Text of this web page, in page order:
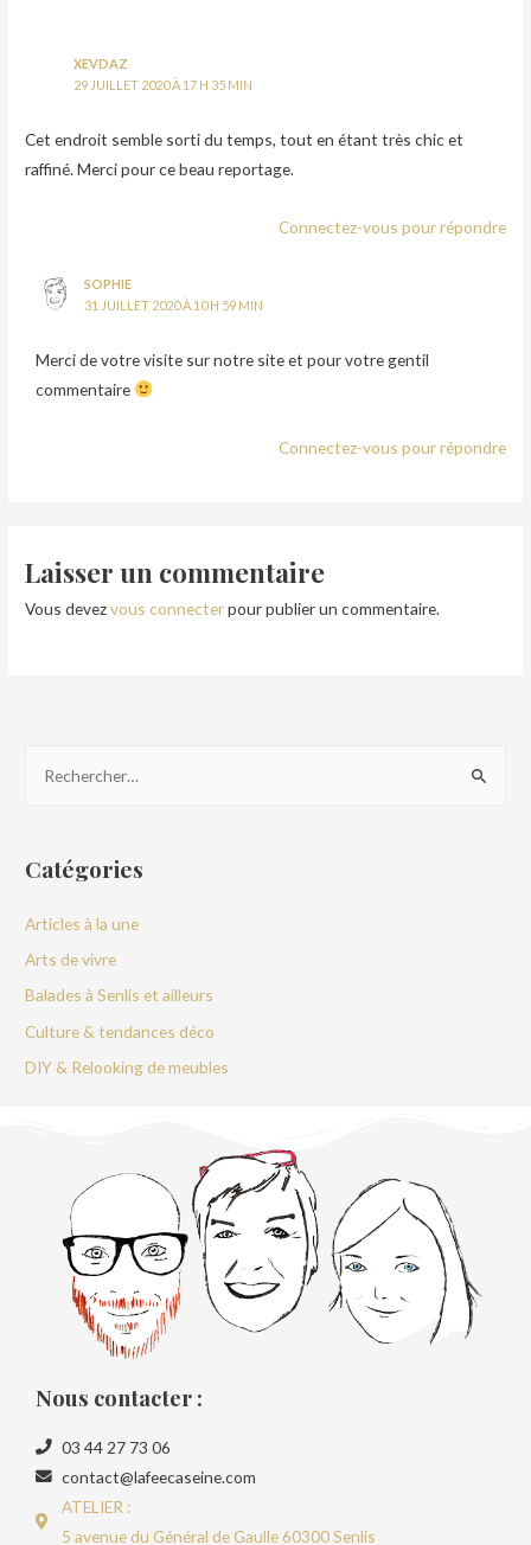
XEVDAZ
29 JUILLET 2020 À 17 H 35 MIN
Cet endroit semble sorti du temps, tout en étant très chic et
raffiné. Merci pour ce beau reportage.
Connectez-vous pour répondre
SOPHIE
31 JUILLET 2020 À 10 H 59 MIN
Merci de votre visite sur notre site et pour votre gentil
commentaire
Connectez-vous pour répondre
Laisser un commentaire
Vous devezvous connecterpour publier un commentaire.
Catégories
Articles à la une
Arts de vivre
Balades à Senlis et ailleurs
Culture & tendances déco
DIY & Relooking de meubles
Nous contacter :
03 44 27 73 06
contact@lafeecaseine.com
ATELIER :
5 avenue du Général de Gaulle 60300 Senlis